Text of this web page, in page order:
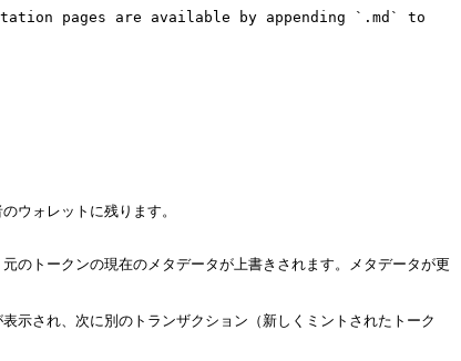
pages are available by appending `.md` to
ォレットに残ります。
のトークンの現在のメタデータが上書きされます。メタデータが更
れ、次に別のトランザクション（新しくミントされたトーク